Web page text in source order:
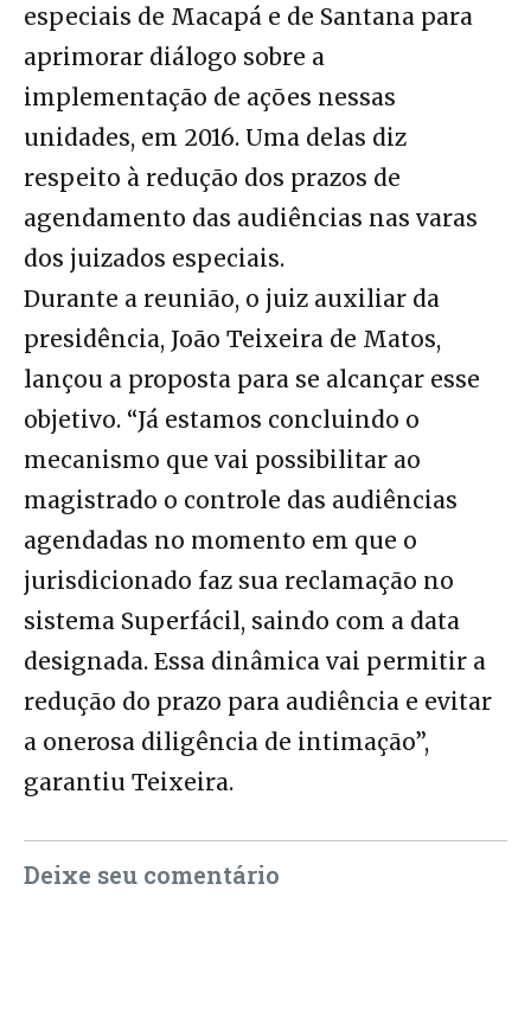
especiais de Macapá e de Santana para
aprimorar diálogo sobre a
implementação de ações nessas
unidades, em 2016. Uma delas diz
respeito à redução dos prazos de
agendamento das audiências nas varas
dos juizados especiais.
Durante a reunião, o juiz auxiliar da
presidência, João Teixeira de Matos,
lançou a proposta para se alcançar esse
objetivo. “Já estamos concluindo o
mecanismo que vai possibilitar ao
magistrado o controle das audiências
agendadas no momento em que o
jurisdicionado faz sua reclamação no
sistema Superfácil, saindo com a data
designada. Essa dinâmica vai permitir a
redução do prazo para audiência e evitar
a onerosa diligência de intimação”,
garantiu Teixeira.
Deixe seu comentário